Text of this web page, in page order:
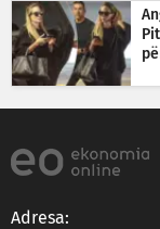
Adresa: